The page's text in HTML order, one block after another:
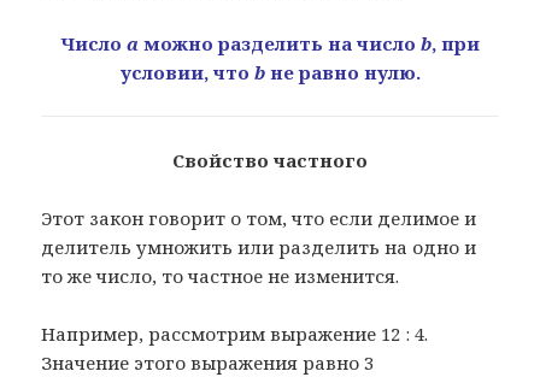
Число a можно разделить на число b, при
условии, что bне равно нулю.
Свойство частного
Этот закон говорит о том, что если делимое и
делитель умножить или разделить на одно и
то же число, то частное не изменится.
Например, рассмотрим выражение 12 : 4.
Значение этого выражения равно 3